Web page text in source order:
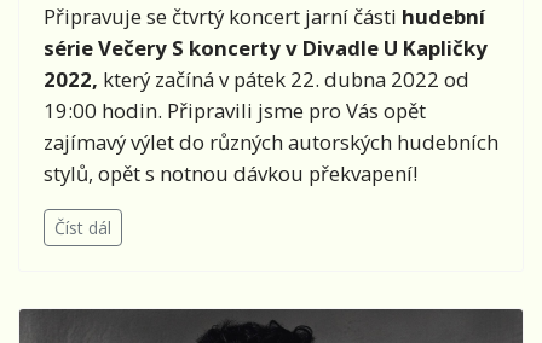
Připravuje se čtvrtý koncert jarní části hudební
sérieVečery S koncerty v Divadle U Kapličky
2022, který začíná v pátek 22. dubna 2022 od
19:00 hodin. Připravili jsme pro Vás opět
zajímavý výlet do různých autorských hudebních
stylů, opět s notnou dávkou překvapení!
Číst dál